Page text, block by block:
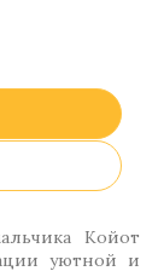
Койот
уютной и